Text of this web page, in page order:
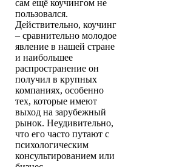
сам ещё коучингом не
пользовался.
Действительно, коучинг
– сравнительно молодое
явление в нашей стране
и наибольшее
распространение он
получил в крупных
компаниях, особенно
тех, которые имеют
выход на зарубежный
рынок. Неудивительно,
что его часто путают с
психологическим
консультированием или